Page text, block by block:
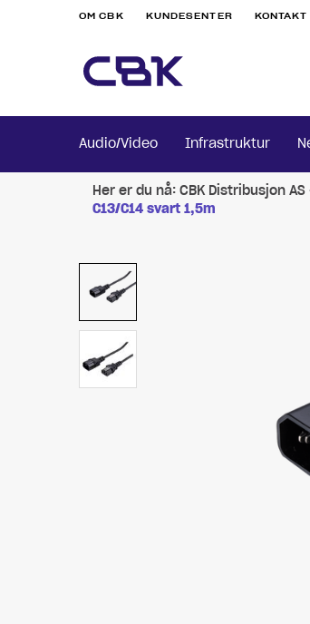
OM CBK KUNDESENTER KONTAKT
Audio/Video Infrastruktur
Her er du nå: CBK Distribusjon
C13/C14 svart 1,5m